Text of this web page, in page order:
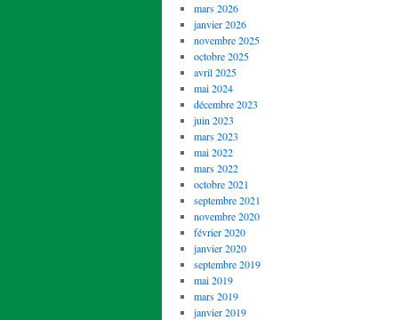
mars 2026
janvier 2026
novembre 2025
octobre 2025
avril 2025
mai 2024
décembre 2023
juin 2023
mars 2023
mai 2022
mars 2022
octobre 2021
septembre 2021
novembre 2020
février 2020
janvier 2020
septembre 2019
mai 2019
mars 2019
janvier 2019